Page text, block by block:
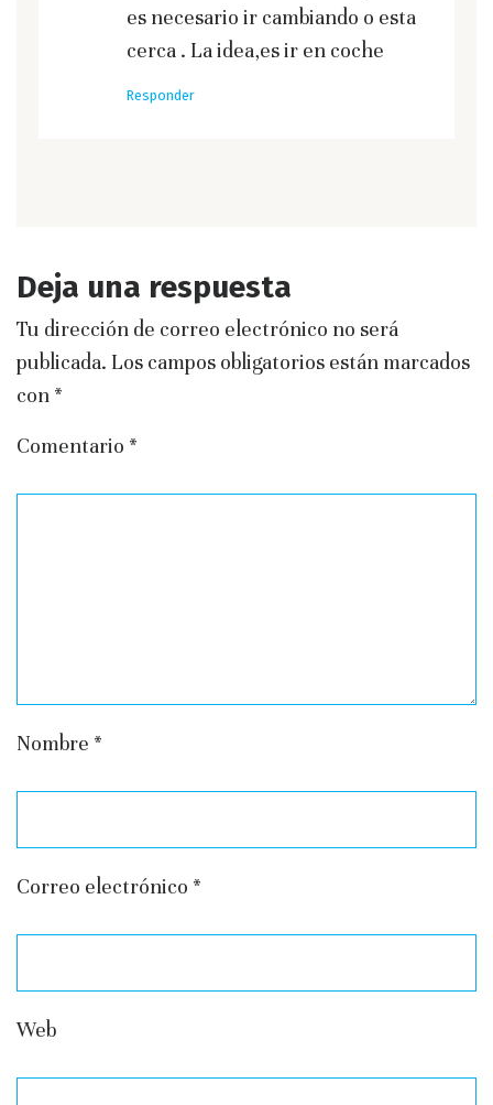
es necesario ir cambiando o esta
cerca . La idea,es ir en coche
Responder
Deja una respuesta
Tu dirección de correo electrónico no será
publicada. Los campos obligatorios están marcados
con *
Comentario *
Nombre *
Correo electrónico *
Web